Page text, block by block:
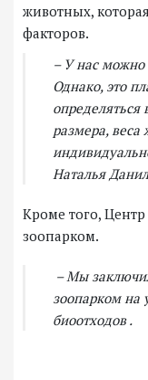
животных,
факторов.
– У нас
Однако, это
размера,
Наталья
Кроме того,
зоопарком.
– Мы
зоопарком на
биоотходов .